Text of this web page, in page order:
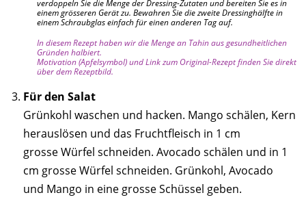
verdoppeln Sie die Menge der Dressing-Zutaten und bereiten Sie es in
einem grösseren Gerät zu. Bewahren Sie die zweite Dressinghälfte in
einem Schraubglas einfach für einen anderen Tag auf.
In diesem Rezept haben wir die Menge an Tahin aus gesundheitlichen
Gründen halbiert.
Motivation (Apfelsymbol) und Link zum Original-Rezept finden Sie direkt
über dem Rezeptbild.
Für den Salat
Grünkohl waschen und hacken. Mango schälen, Kern
herauslösen und das Fruchtfleisch in 1 cm
grosse Würfel schneiden. Avocado schälen und in 1
cm grosse Würfel schneiden. Grünkohl, Avocado
und Mango in eine grosse Schüssel geben.